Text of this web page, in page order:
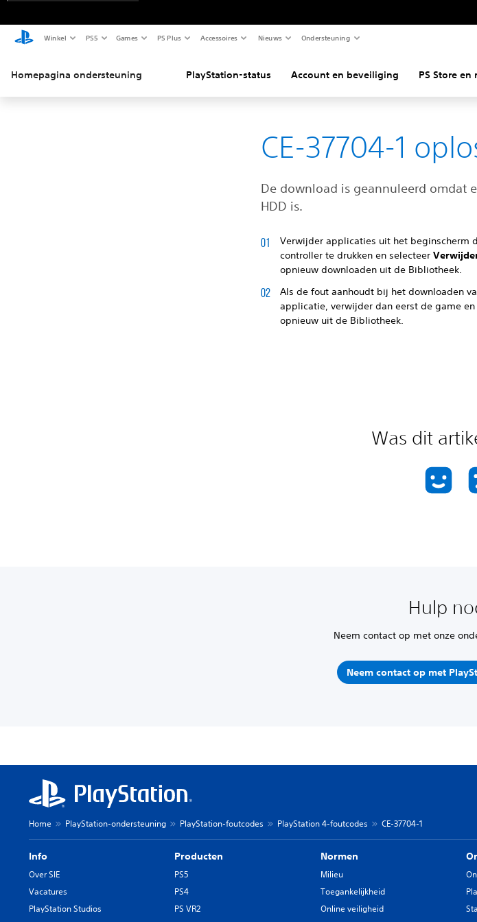
Winkel PS5 Games PS Plus Accessoires Nieuws Ondersteuning
Homepagina ondersteuning PlayStation-status Account en beveiliging PS Store en
CE-37704-1
De download is geannuleerd omdat
HDD is.
Verwijder applicaties uit het beginscherm
controller te drukken en selecteer
opnieuw downloaden uit de Bibliotheek.
Als de fout aanhoudt bij het downloaden
applicatie, verwijder dan eerst de game
opnieuw uit de Bibliotheek.
Was dit
Hulp
Neem contact op met onze
Neem contact op met
Home PlayStation-ondersteuning PlayStation-foutcodes PlayStation 4-foutcodes CE-37704-1
Info
Over SIE
Vacatures
PlayStation Studios
Producten
PS5
PS4
PS VR2
Normen
Milieu
Toegankelijkheid
Online veiligheid